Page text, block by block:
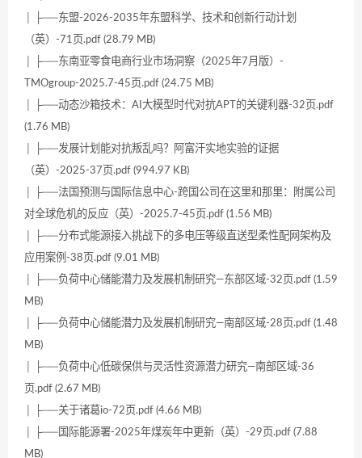
│ ├──东盟-2026-2035年东盟科学、技术和创新行动计划
（英）-71页.pdf (28.79 MB)
│ ├──东南亚零食电商行业市场洞察（2025年7月版）-
TMOgroup-2025.7-45页.pdf (24.75 MB)
│ ├──动态沙箱技术：AI大模型时代对抗APT的关键利器-32页.pdf
(1.76 MB)
│ ├──发展计划能对抗叛乱吗？阿富汗实地实验的证据
（英）-2025-37页.pdf (994.97 KB)
│ ├──法国预测与国际信息中心-跨国公司在这里和那里：附属公司
对全球危机的反应（英）-2025.7-45页.pdf (1.56 MB)
│ ├──分布式能源接入挑战下的多电压等级直送型柔性配网架构及
应用案例-38页.pdf (9.01 MB)
│ ├──负荷中心储能潜力及发展机制研究—东部区域-32页.pdf (1.59
MB)
│ ├──负荷中心储能潜力及发展机制研究—南部区域-28页.pdf (1.48
MB)
│ ├──负荷中心低碳保供与灵活性资源潜力研究—南部区域-36
页.pdf (2.67 MB)
│ ├──关于诸葛io-72页.pdf (4.66 MB)
│ ├──国际能源署-2025年煤炭年中更新（英）-29页.pdf (7.88
MB)